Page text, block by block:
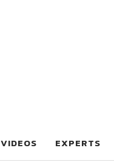
VIDEOS EXPERTS